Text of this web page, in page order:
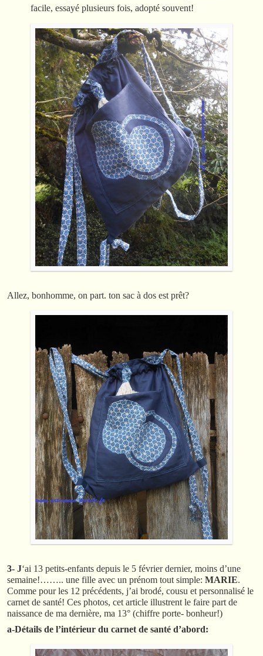
facile, essayé plusieurs fois, adopté souvent!
Allez, bonhomme, on part. ton sac à dos est prêt?
3- J‘ai 13 petits-enfants depuis le 5 février dernier, moins d’une
semaine!…….. une fille avec un prénom tout simple: MARIE.
Comme pour les 12 précédents, j’ai brodé, cousu et personnalisé le
carnet de santé! Ces photos, cet article illustrent le faire part de
naissance de ma dernière, ma 13° (chiffre porte- bonheur!)
a-Détails de l’intérieur du carnet de santé d’abord: